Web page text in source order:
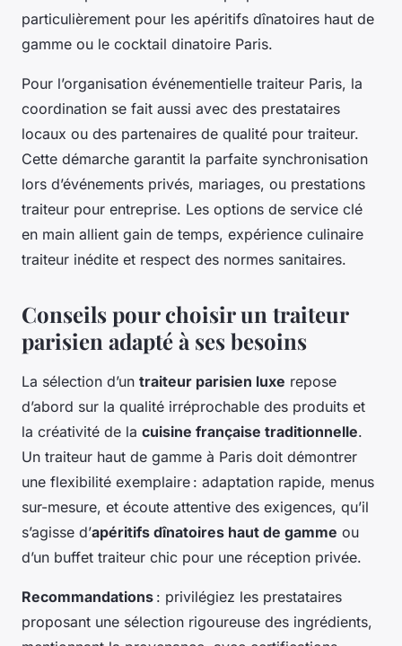
particulièrement pour les apéritifs dînatoires haut de
gamme ou le cocktail dinatoire Paris.
Pour l’organisation événementielle traiteur Paris, la
coordination se fait aussi avec des prestataires
locaux ou des partenaires de qualité pour traiteur.
Cette démarche garantit la parfaite synchronisation
lors d’événements privés, mariages, ou prestations
traiteur pour entreprise. Les options de service clé
en main allient gain de temps, expérience culinaire
traiteur inédite et respect des normes sanitaires.
Conseils pour choisir un traiteur
parisien adapté à ses besoins
La sélection d’un traiteur parisien luxe repose
d’abord sur la qualité irréprochable des produits et
la créativité de la cuisine française traditionnelle.
Un traiteur haut de gamme à Paris doit démontrer
une flexibilité exemplaire : adaptation rapide, menus
sur-mesure, et écoute attentive des exigences, qu’il
s’agisse d’apéritifs dînatoires haut de gamme ou
d’un buffet traiteur chic pour une réception privée.
Recommandations : privilégiez les prestataires
proposant une sélection rigoureuse des ingrédients,